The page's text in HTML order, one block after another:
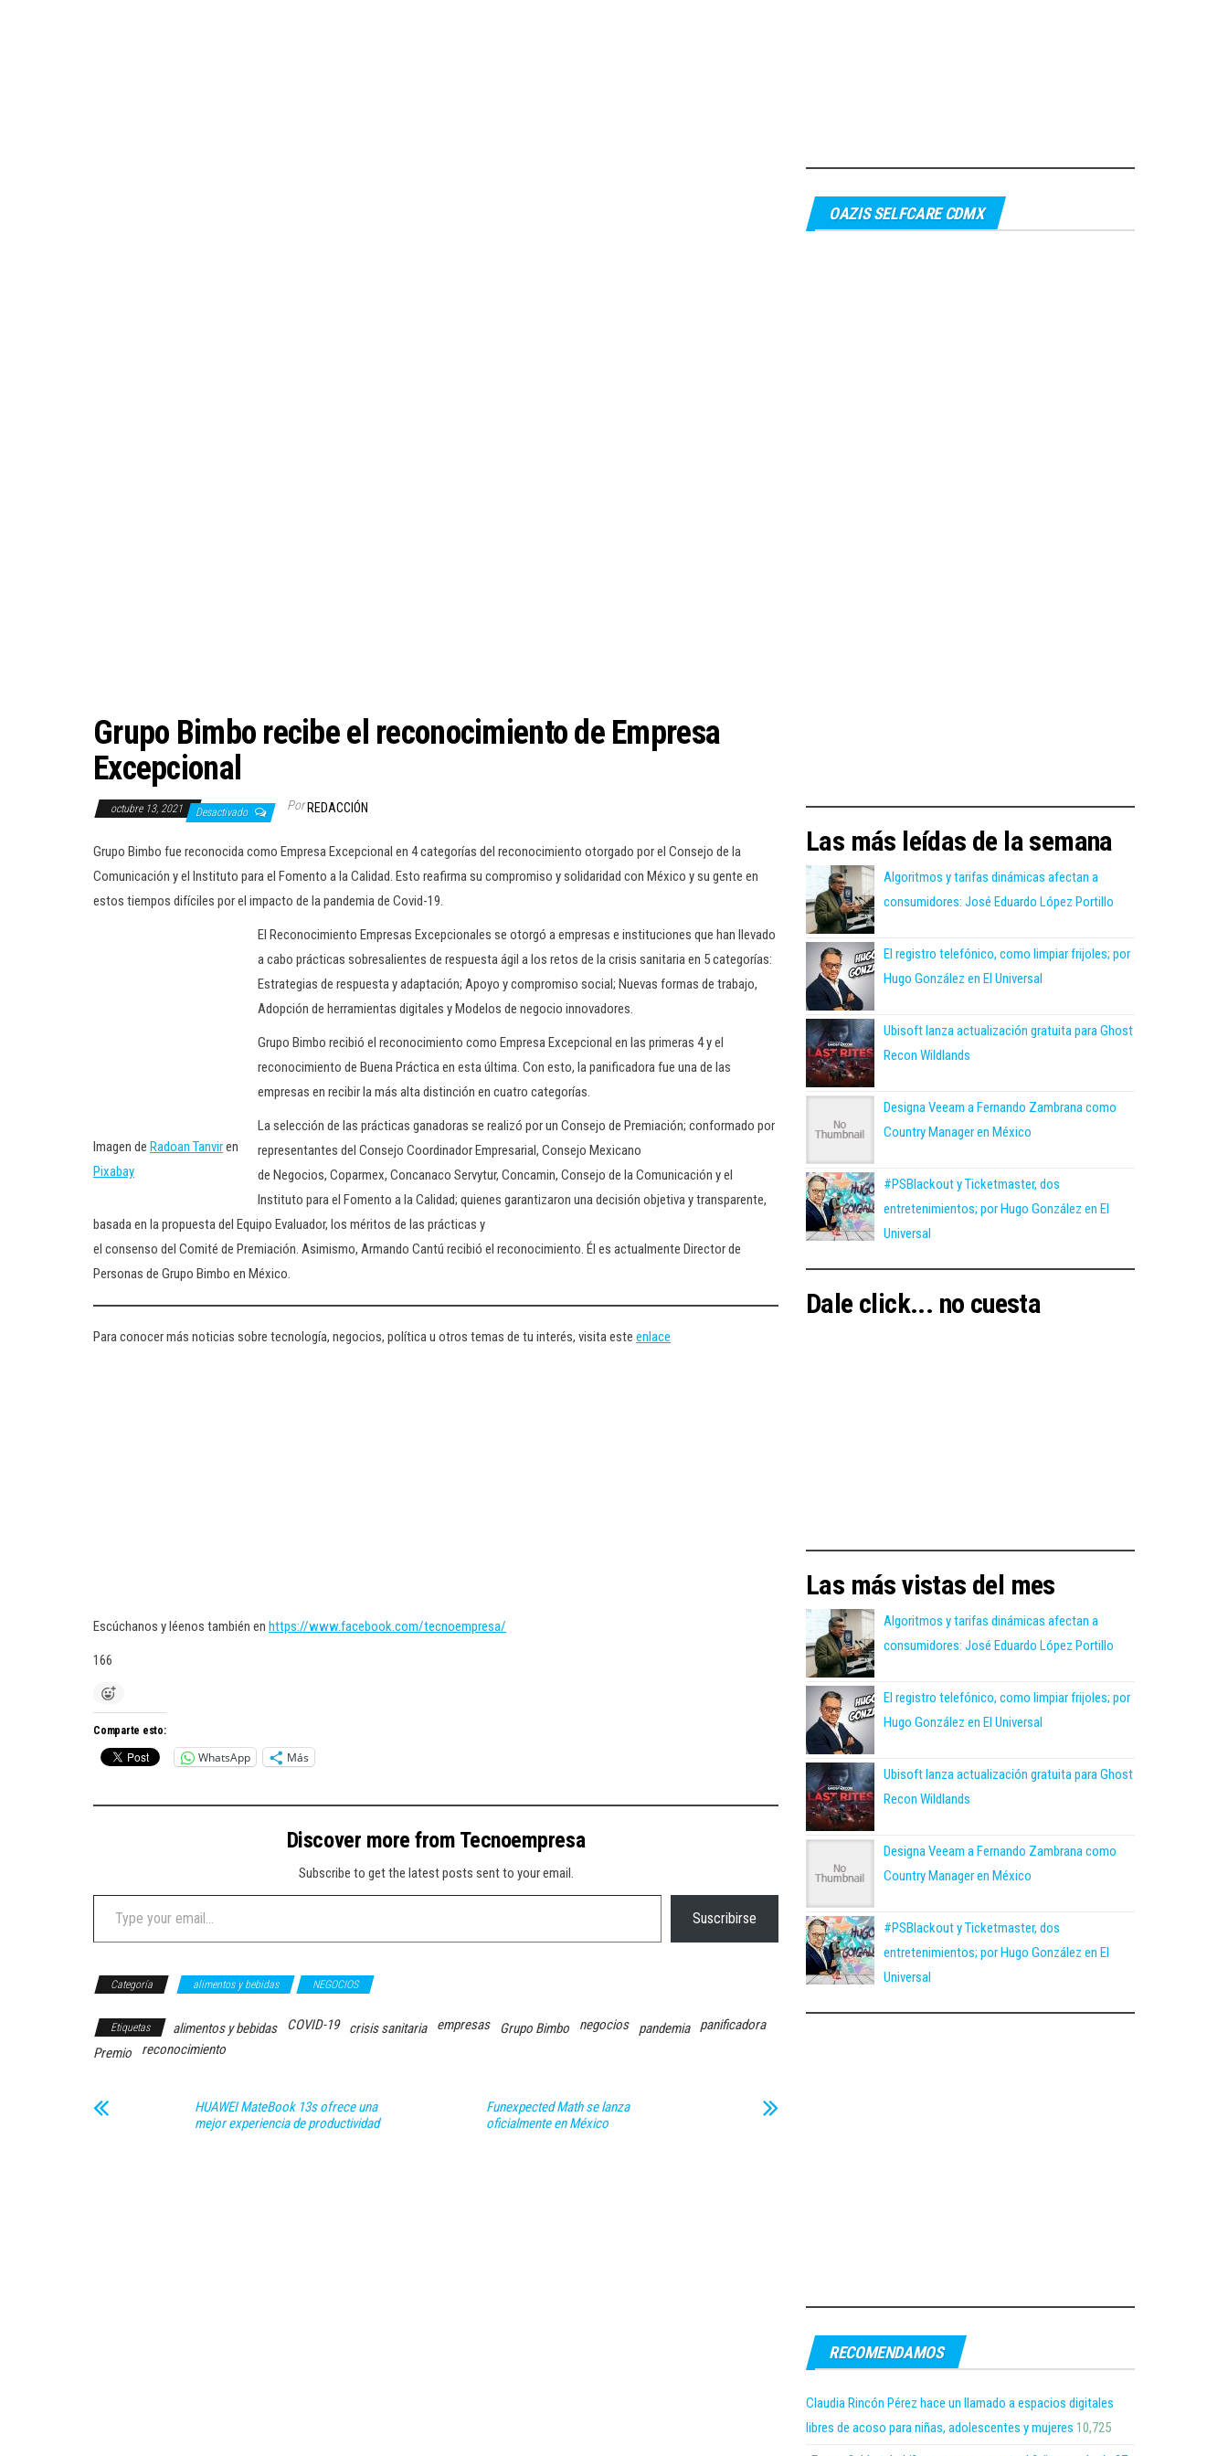
Grupo Bimbo recibe el reconocimiento de Empresa
Excepcional
octubre 13, 2021 Desactivado Por REDACCIÓN
Grupo Bimbo fue reconocida como Empresa Excepcional en 4 categorías del reconocimiento otorgado por el Consejo de la
Comunicación y el Instituto para el Fomento a la Calidad. Esto reafirma su compromiso y solidaridad con México y su gente en
estos tiempos difíciles por el impacto de la pandemia de Covid-19.
Imagen de Radoan Tanviren
Pixabay
El Reconocimiento Empresas Excepcionales se otorgó a empresas e instituciones que han llevado
a cabo prácticas sobresalientes de respuesta ágil a los retos de la crisis sanitaria en 5 categorías:
Estrategias de respuesta y adaptación; Apoyo y compromiso social; Nuevas formas de trabajo,
Adopción de herramientas digitales y Modelos de negocio innovadores.
Grupo Bimbo recibió el reconocimiento como Empresa Excepcional en las primeras 4 y el
reconocimiento de Buena Práctica en esta última. Con esto, la panificadora fue una de las
empresas en recibir la más alta distinción en cuatro categorías.
La selección de las prácticas ganadoras se realizó por un Consejo de Premiación; conformado por
representantes del Consejo Coordinador Empresarial, Consejo Mexicano
de Negocios, Coparmex, Concanaco Servytur, Concamin, Consejo de la Comunicación y el
Instituto para el Fomento a la Calidad; quienes garantizaron una decisión objetiva y transparente,
basada en la propuesta del Equipo Evaluador, los méritos de las prácticas y
el consenso del Comité de Premiación. Asimismo, Armando Cantú recibió el reconocimiento. Él es actualmente Director de
Personas de Grupo Bimbo en México.
Para conocer más noticias sobre tecnología, negocios, política u otros temas de tu interés, visita este enlace
Escúchanos y léenos también en https://www.facebook.com/tecnoempresa/
166
Comparte esto:
WhatsApp Más
Discover more from Tecnoempresa
Subscribe to get the latest posts sent to your email.
Type your email…
Suscribirse
Categoría alimentos y bebidas NEGOCIOS
Etiquetas alimentos y bebidas COVID-19 crisis sanitaria empresas Grupo Bimbo negocios pandemia
panificadora
Premio
reconocimiento
HUAWEI MateBook 13s ofrece una
mejor experiencia de productividad
Funexpected Math se lanza
oficialmente en México
OAZIS SELFCARE CDMX
Las más leídas de la semana
Algoritmos y tarifas dinámicas afectan a
consumidores: José Eduardo López Portillo
El registro telefónico, como limpiar frijoles; por
Hugo González en El Universal
Ubisoft lanza actualización gratuita para Ghost
Recon Wildlands
Designa Veeam a Fernando Zambrana como
Country Manager en México
#PSBlackout y Ticketmaster, dos
entretenimientos; por Hugo González en El
Universal
Dale click... no cuesta
Las más vistas del mes
Algoritmos y tarifas dinámicas afectan a
consumidores: José Eduardo López Portillo
El registro telefónico, como limpiar frijoles; por
Hugo González en El Universal
Ubisoft lanza actualización gratuita para Ghost
Recon Wildlands
Designa Veeam a Fernando Zambrana como
Country Manager en México
#PSBlackout y Ticketmaster, dos
entretenimientos; por Hugo González en El
Universal
RECOMENDAMOS
Claudia Rincón Pérez hace un llamado a espacios digitales
libres de acoso para niñas, adolescentes y mujeres 10,725